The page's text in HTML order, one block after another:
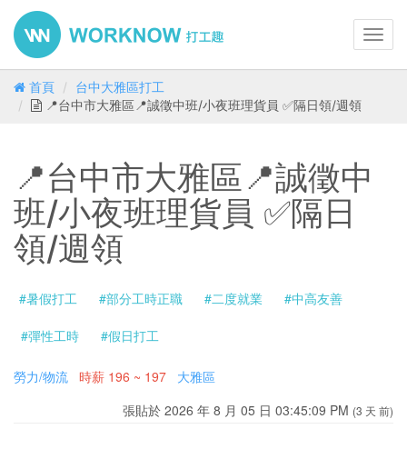
首頁
台中大雅區打工
📍台中市大雅區📍誠徵中班/小夜班理貨員 ✅隔日領/週領
📍台中市大雅區📍誠徵中
班/小夜班理貨員 ✅隔日
領/週領
#暑假打工 #部分工時正職 #二度就業 #中高友善
#彈性工時 #假日打工
勞力/物流 時薪 196 ~ 197
大雅區
張貼於 2026 年 8 月 05 日 03:45:09 PM (3 天 前)